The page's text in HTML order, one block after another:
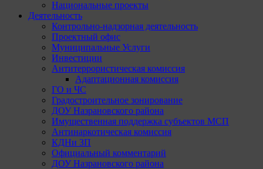
Национальные проекты
Деятельность
Контрольно-надзорная деятельность
Проектный офис
Муниципальные Услуги
Инвестиции
Антитеррористическая комиссия
Адаптационная комиссия
ГО и ЧС
Градостроительное зонирование
ДОУ Назрановского района
Имущественная поддержка субъектов МСП
Антинаркотическая комиссия
КДНи ЗП
Официальный комментарий
ДОУ Назрановского района